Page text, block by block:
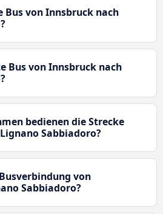
Bus von Innsbruck nach
Bus von Innsbruck nach
bedienen die Strecke
Sabbiadoro?
von
Sabbiadoro?